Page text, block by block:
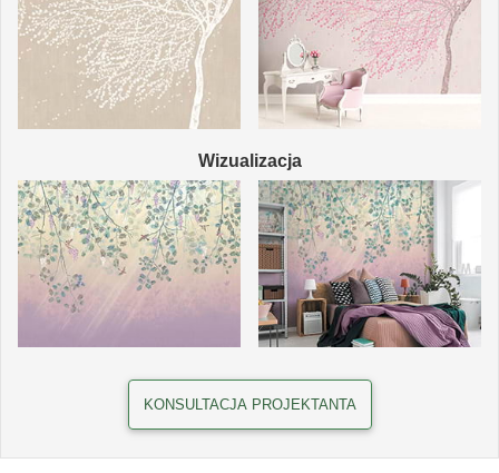
Wizualizacja
KONSULTACJA PROJEKTANTA